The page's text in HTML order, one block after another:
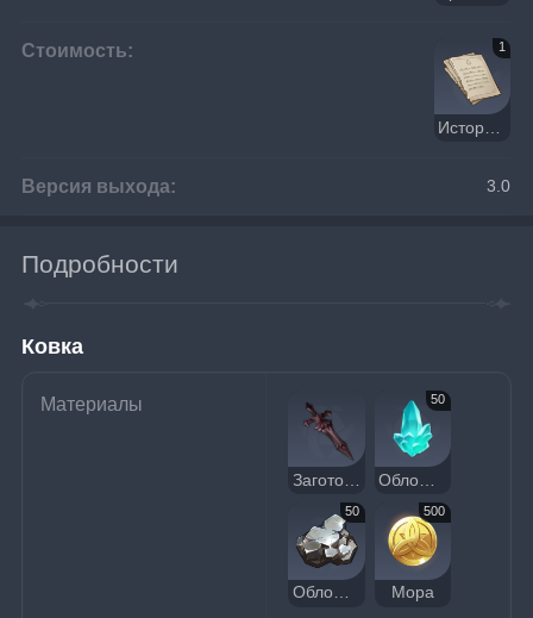
Стоимость: 1
Версия выхода: 3.0
Подробности
Ковка
Материалы 50
50
Обломок белого железа
500
Мора